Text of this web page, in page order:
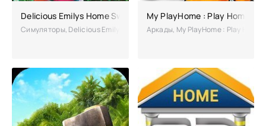
Delicious Emilys Home Sweet полная версия
Симуляторы, Delicious Emilys Home Sweet – популярный тайм-
My PlayHome : Play Home
Аркады, My PlayHome : Play